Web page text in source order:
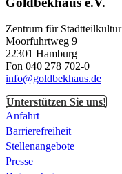
Zentrum für Stadtteilkultur
Moorfuhrtweg 9
22301 Hamburg
Fon 040 278 702-0
info@goldbekhaus.de
Unterstützen Sie uns!
Anfahrt
Barrierefreiheit
Stellenangebote
Presse